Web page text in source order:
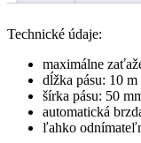
Technické údaje:
maximálne
dĺžka pásu: 10 m
šírka pásu: 50
automatická
ľahko